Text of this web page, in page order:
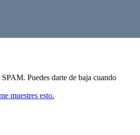
Puedes darte de baja cuando
muestres esto.